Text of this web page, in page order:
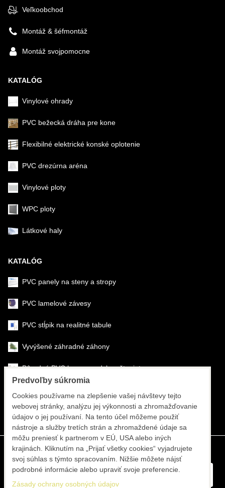
Veľkoobchod
Montáž & šéfmontáž
Montáž svojpomocne
KATALÓG
Vinylové ohrady
PVC bežecká dráha pre kone
Flexibilné elektrické konské oplotenie
PVC drezúrna aréna
Vinylové ploty
WPC ploty
Látkové haly
KATALÓG
PVC panely na steny a stropy
PVC lamelové závesy
PVC stĺpik na realitné tabule
Vyvýšené záhradné záhony
Pôrodné PVC boxy na odchov šteniat
Športové systémy
Predvoľby súkromia
Cookies používame na zlepšenie vašej návštevy tejto
webovej stránky, analýzu jej výkonnosti a zhromažďovanie
údajov o jej používaní. Na tento účel môžeme použiť
nástroje a služby tretích strán a zhromaždené údaje sa
môžu preniesť k partnerom v EÚ, USA alebo iných
krajinách. Kliknutím na „Prijať všetky cookies“ vyjadrujete
svoj súhlas s týmto spracovaním. Nižšie môžete nájsť
podrobné informácie alebo upraviť svoje preferencie.
Zásady ochrany osobných údajov